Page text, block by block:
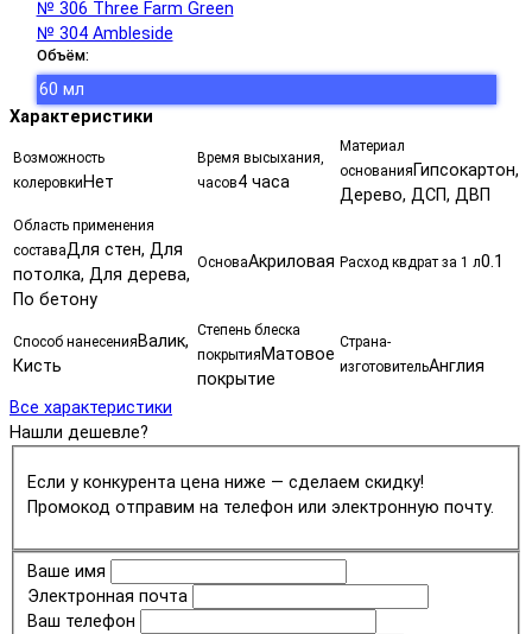
№ 306 Three Farm Green
№ 304 Ambleside
Объём:
60 мл
Характеристики
Возможность
колеровки Нет
Время высыхания,
часов4 часа
Материал
основания Гипсокартон,
Дерево, ДСП, ДВП
Область применения
составаДля стен, Для
потолка, Для дерева,
По бетону
ОсноваАкриловая Расход квдрат за 1 л0.1
Способ нанесения Валик,
Кисть
Степень блеска
покрытия Матовое
покрытие
Страна-
изготовительАнглия
Все характеристики
Нашли дешевле?
Если у конкурента цена ниже — сделаем скидку!
Промокод отправим на телефон или электронную почту.
Ваше имя
Электронная почта
Ваш телефон